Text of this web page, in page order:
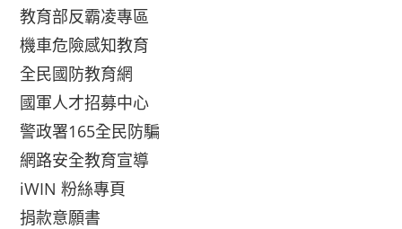
教育部反霸凌專區
機車危險感知教育
全民國防教育網
國軍人才招募中心
警政署165全民防騙
網路安全教育宣導
iWIN 粉絲專頁
捐款意願書